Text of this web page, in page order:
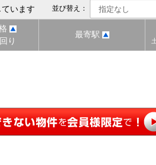
います 並び替え：
り
最寄駅